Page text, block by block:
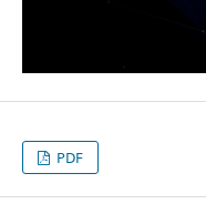
PDF